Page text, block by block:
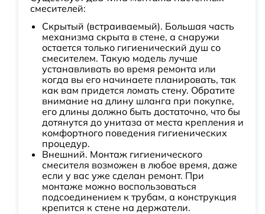
смесителей:
Скрытый (встраиваемый). Большая часть
механизма скрыта в стене, а снаружи
остается только гигиенический душ со
смесителем. Такую модель лучше
устанавливать во время ремонта или
когда вы его начинаете планировать, так
как вам придется ломать стену. Обратите
внимание на длину шланга при покупке,
его длины должно быть достаточно, что бы
дотянутся до унитаза от места крепления и
комфортного поведения гигиенических
процедур.
Внешний. Монтаж гигиенического
смесителя возможен в любое время, даже
если у вас уже сделан ремонт. При
монтаже можно воспользоваться
подсоединением к трубам, а конструкция
крепится к стене на держатели.